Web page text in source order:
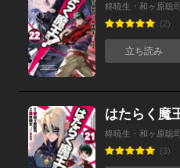
柊暁生・和ヶ原聡
(2)
立ち読み
はたらく魔
柊暁生・和ヶ原聡
(3)